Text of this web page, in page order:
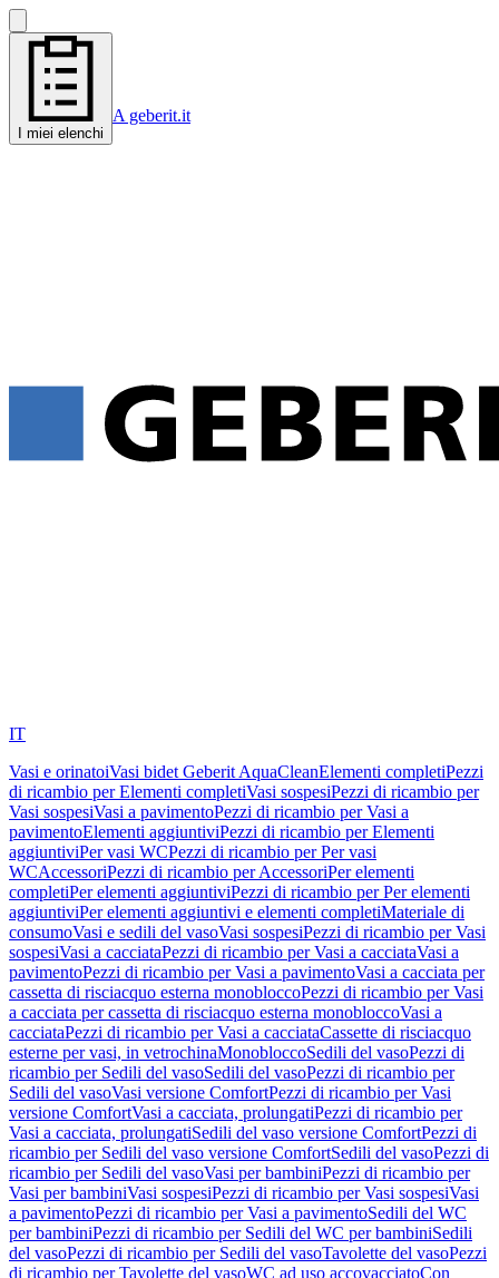
I miei elenchi
A geberit.it
IT
Vasi e orinatoiVasi bidet Geberit AquaCleanElementi completiPezzi
di ricambio per Elementi completiVasi sospesiPezzi di ricambio per
Vasi sospesiVasi a pavimentoPezzi di ricambio per Vasi a
pavimentoElementi aggiuntiviPezzi di ricambio per Elementi
aggiuntiviPer vasi WCPezzi di ricambio per Per vasi
WCAccessoriPezzi di ricambio per AccessoriPer elementi
completiPer elementi aggiuntiviPezzi di ricambio per Per elementi
aggiuntiviPer elementi aggiuntivi e elementi completiMateriale di
consumoVasi e sedili del vasoVasi sospesiPezzi di ricambio per Vasi
sospesiVasi a cacciataPezzi di ricambio per Vasi a cacciataVasi a
pavimentoPezzi di ricambio per Vasi a pavimentoVasi a cacciata per
cassetta di risciacquo esterna monobloccoPezzi di ricambio per Vasi
a cacciata per cassetta di risciacquo esterna monobloccoVasi a
cacciataPezzi di ricambio per Vasi a cacciataCassette di risciacquo
esterne per vasi, in vetrochinaMonobloccoSedili del vasoPezzi di
ricambio per Sedili del vasoSedili del vasoPezzi di ricambio per
Sedili del vasoVasi versione ComfortPezzi di ricambio per Vasi
versione ComfortVasi a cacciata, prolungatiPezzi di ricambio per
Vasi a cacciata, prolungatiSedili del vaso versione ComfortPezzi di
ricambio per Sedili del vaso versione ComfortSedili del vasoPezzi di
ricambio per Sedili del vasoVasi per bambiniPezzi di ricambio per
Vasi per bambiniVasi sospesiPezzi di ricambio per Vasi sospesiVasi
a pavimentoPezzi di ricambio per Vasi a pavimentoSedili del WC
per bambiniPezzi di ricambio per Sedili del WC per bambiniSedili
del vasoPezzi di ricambio per Sedili del vasoTavolette del vasoPezzi
di ricambio per Tavolette del vasoWC ad uso accovacciatoCon